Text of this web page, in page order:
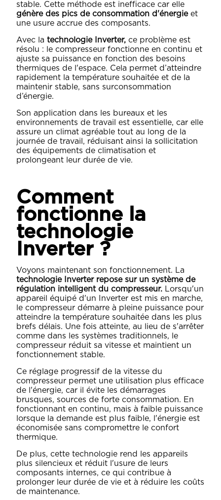
stable. Cette méthode est inefficace car elle
génère des pics de consommation d'énergie et
une usure accrue des composants.
Avec la technologie Inverter, ce problème est
résolu : le compresseur fonctionne en continu et
ajuste sa puissance en fonction des besoins
thermiques de l'espace. Cela permet d’atteindre
rapidement la température souhaitée et de la
maintenir stable, sans surconsommation
d’énergie.
Son application dans les bureaux et les
environnements de travail est essentielle, car elle
assure un climat agréable tout au long de la
journée de travail, réduisant ainsi la sollicitation
des équipements de climatisation et
prolongeant leur durée de vie.
Comment
fonctionne la
technologie
Inverter ?
Voyons maintenant son fonctionnement. La
technologie Inverter repose sur un système de
régulation intelligent du compresseur. Lorsqu'un
appareil équipé d'un Inverter est mis en marche,
le compresseur démarre à pleine puissance pour
atteindre la température souhaitée dans les plus
brefs délais. Une fois atteinte, au lieu de s'arrêter
comme dans les systèmes traditionnels, le
compresseur réduit sa vitesse et maintient un
fonctionnement stable.
Ce réglage progressif de la vitesse du
compresseur permet une utilisation plus efficace
de l'énergie, car il évite les démarrages
brusques, sources de forte consommation. En
fonctionnant en continu, mais à faible puissance
lorsque la demande est plus faible, l'énergie est
économisée sans compromettre le confort
thermique.
De plus, cette technologie rend les appareils
plus silencieux et réduit l'usure de leurs
composants internes, ce qui contribue à
prolonger leur durée de vie et à réduire les coûts
de maintenance.